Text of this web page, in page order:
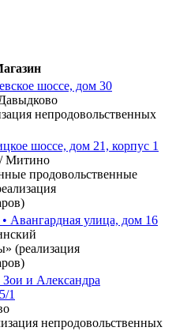
шоссе, дом 30
непродовольственных
шоссе, дом 21, корпус 1
/ Митино
продовольственные
Авангардная улица, дом 16
(реализация
и Александра
1
непродовольственных